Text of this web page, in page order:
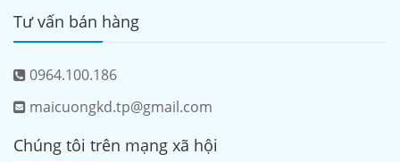
Tư vấn bán hàng
0964.100.186
maicuongkd.tp@gmail.com
Chúng tôi trên mạng xã hội